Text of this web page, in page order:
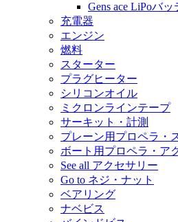
Gens ace LiPoバッ
充電器
エンジン
燃料
スターター
プラグヒーター
シリコンオイル
ミクロンラインテープ
サーキット・計測
プレーン用プロペラ・
ボート用プロペラ・ア
See all アクセサリー
Go to ネジ・ナット
ベアリング
ナベビス